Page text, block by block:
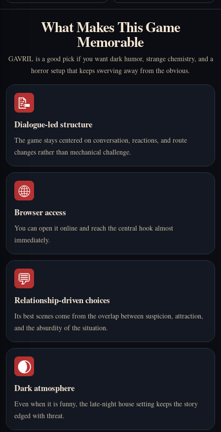
What Makes This Game
Memorable
GAVRIL is a good pick if you want dark humor, strange chemistry, and a
horror setup that keeps swerving away from the obvious.
📝
Dialogue-led structure
The game stays centered on conversation, reactions, and route
changes rather than mechanical challenge.
🌐
Browser access
You can open it online and reach the central hook almost
immediately.
💬
Relationship-driven choices
Its best scenes come from the overlap between suspicion, attraction,
and the absurdity of the situation.
🌒
Dark atmosphere
Even when it is funny, the late-night house setting keeps the story
edged with threat.